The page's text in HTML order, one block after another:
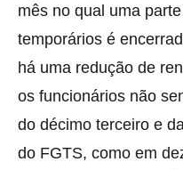
mês no qual uma
temporários é
há uma redução de
os funcionários não
do décimo terceiro e
do FGTS, como em